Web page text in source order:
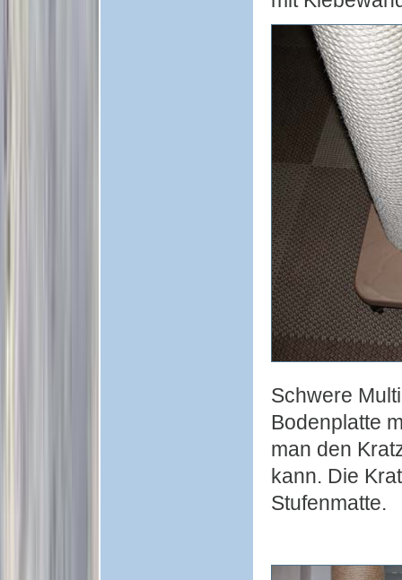
Schwere
Bodenplatte
man den
kann. Die
Stufenmatte.